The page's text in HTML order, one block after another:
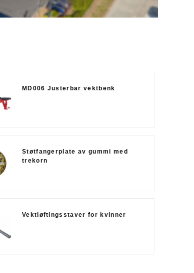
MD006 Justerbar vektbenk
Støtfangerplate av gummi med
trekorn
Vektløftingsstaver for kvinner